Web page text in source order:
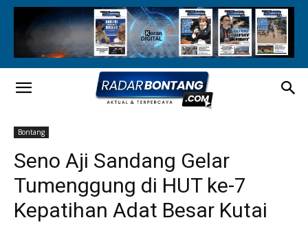
Bontang
Seno Aji Sandang Gelar
Tumenggung di HUT ke-7
Kepatihan Adat Besar Kutai